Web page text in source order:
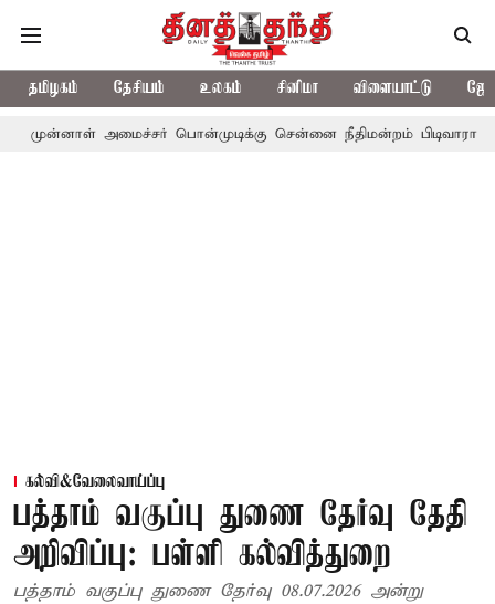
தமிழகம் தேசியம் உலகம் சினிமா விளையாட்டு
அமைச்சர் பொன்முடிக்கு சென்னை நீதிமன்றம் பிடிவாராண்ட்
கல்வி&வேலைவாய்ப்பு
பத்தாம் வகுப்பு துணை தேர்வு தேதி
அறிவிப்பு: பள்ளி கல்வித்துறை
பத்தாம் வகுப்பு துணை தேர்வு 08.07.2026 அன்று